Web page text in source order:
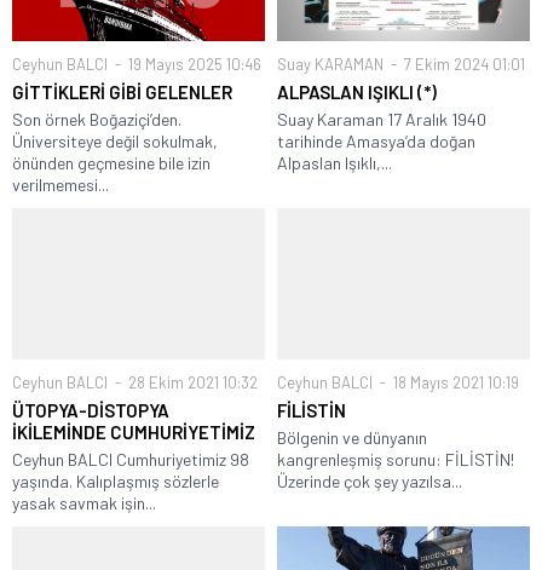
Ceyhun BALCI 19 Mayıs 2025 10:46
GİTTİKLERİ GİBİ GELENLER
Son örnek Boğaziçi’den.
Üniversiteye değil sokulmak,
önünden geçmesine bile izin
verilmemesi...
Suay KARAMAN 7 Ekim 2024 01:01
ALPASLAN IŞIKLI (*)
Suay Karaman 17 Aralık 1940
tarihinde Amasya’da doğan
Alpaslan Işıklı,...
Ceyhun BALCI 28 Ekim 2021 10:32
ÜTOPYA-DİSTOPYA
İKİLEMİNDE CUMHURİYETİMİZ
Ceyhun BALCI Cumhuriyetimiz 98
yaşında. Kalıplaşmış sözlerle
yasak savmak işin...
Ceyhun BALCI 18 Mayıs 2021 10:19
FİLİSTİN
Bölgenin ve dünyanın
kangrenleşmiş sorunu: FİLİSTİN!
Üzerinde çok şey yazılsa...